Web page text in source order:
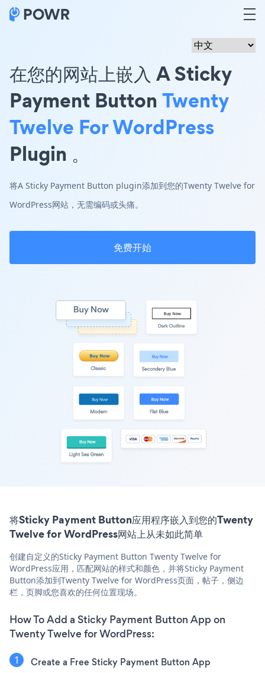
在您的网站上嵌入 A Sticky
Payment ButtonTwenty
Twelve For WordPress
Plugin 。
将A Sticky Payment Button plugin添加到您的Twenty Twelve for
WordPress网站，无需编码或头痛。
免费开始
将Sticky Payment Button应用程序嵌入到您的Twenty
Twelve for WordPress网站上从未如此简单
创建自定义的Sticky Payment Button Twenty Twelve for
WordPress应用，匹配网站的样式和颜色，并将Sticky Payment
Button添加到Twenty Twelve for WordPress页面，帖子，侧边
栏，页脚或您喜欢的任何位置现场。
How To Add a Sticky Payment Button App on
Twenty Twelve for WordPress:
Create a Free Sticky Payment Button App